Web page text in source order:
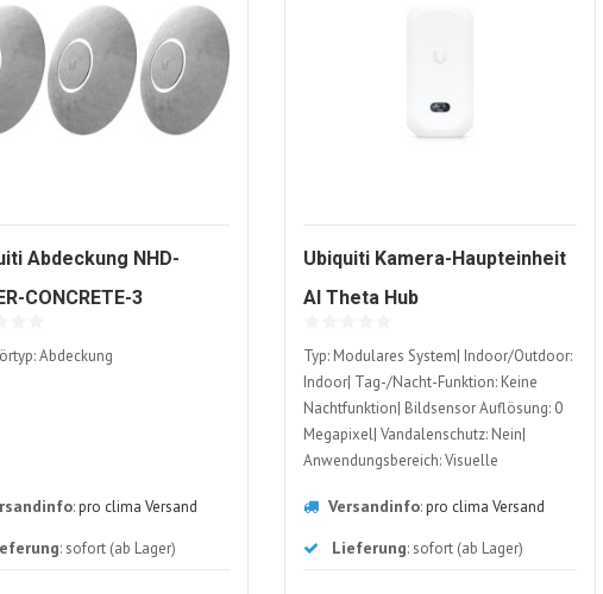
Abdeckung NHD-
CONCRETE-3
ALT
Abdeckung
:pro clima Versand
: sofort (ab Lager)
Ubiquiti Kamera-Haupteinheit
AI Theta Hub1648842-
Typ: Modulares System| Indoor/Outdoor:
Indoor| Tag-/Nacht-Funktion: Keine
Nachtfunktion| Bildsensor Auflösung: 0
Megapixel| Vandalenschutz: Nein|
Anwendungsbereich: Visuelle
Versandinfo:pro clima Versand
Lieferung: sofort (ab Lager)